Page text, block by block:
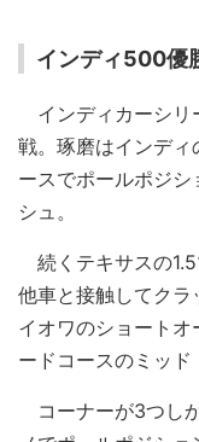
インディ500優
インディカーシリ
戦。琢磨はインディ
ースでポールポジ
シュ。
続くテキサスの
他車と接触してクラ
イオワのショート
ードコースのミッド
コーナーが3つし